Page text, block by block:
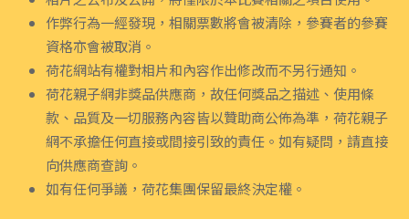
作弊行為一經發現，相關票數將會被清除，參賽者的參賽
資格亦會被取消。
荷花網站有權對相片和內容作出修改而不另行通知。
荷花親子網非獎品供應商，故任何獎品之描述、使用條
款、品質及一切服務內容皆以贊助商公佈為準，荷花親子
網不承擔任何直接或間接引致的責任。如有疑問，請直接
向供應商查詢。
如有任何爭議，荷花集團保留最終決定權。